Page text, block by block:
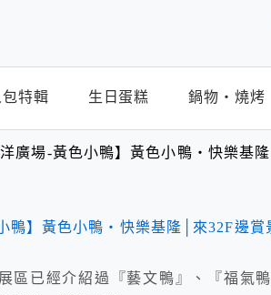
特輯 生日蛋糕 鍋物‧燒烤
廣場-黃色小鴨】黃色小鴨‧快樂基
區已經介紹過『藝文鴨』、『福氣